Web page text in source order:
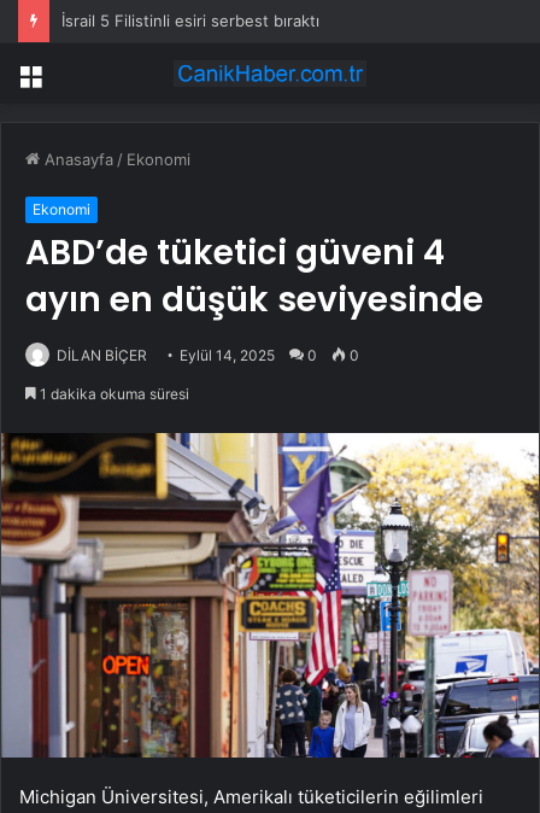
İsrail 5 Filistinli esiri serbest bıraktı
Menü
Anasayfa / Ekonomi
Ekonomi
ABD’de tüketici güveni 4
ayın en düşük seviyesinde
DİLAN BİÇER Eylül 14, 2025 0 0
1 dakika okuma süresi
Michigan Üniversitesi, Amerikalı tüketicilerin eğilimleri